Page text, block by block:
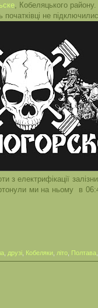
, Кобеляцького району.
не
електрифікації
ми на ньому в
друзі, Кобеляки, літо, Полтава